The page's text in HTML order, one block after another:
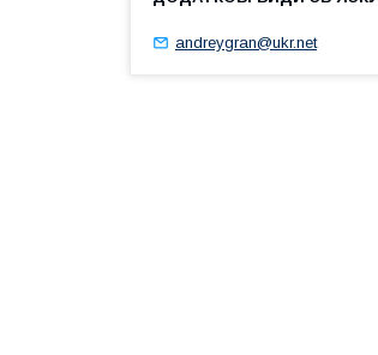
andreygran@ukr.net